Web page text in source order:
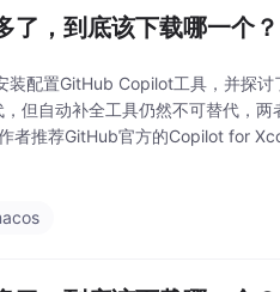
，到底该下载哪一个？
装配置GitHub Copilot工具，并探
但自动补全工具仍然不可替代，
者推荐GitHub官方的Copilot for